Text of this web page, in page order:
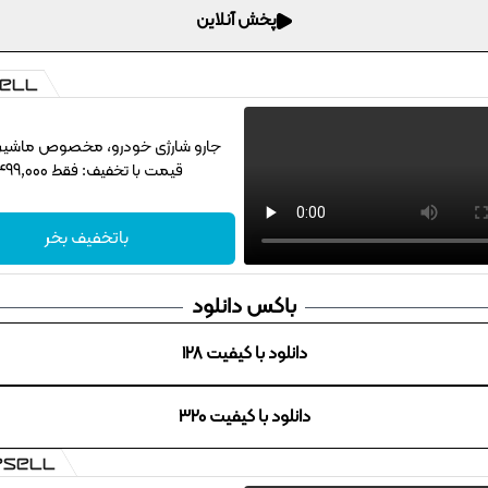
پخش آنلاین
جارو شارژی خودرو، مخصوص
قیمت با تخفیف: فقط 1,499,000
باتخفیف بخر
باکس دانلود
دانلود با کیفیت 128
دانلود با کیفیت 320